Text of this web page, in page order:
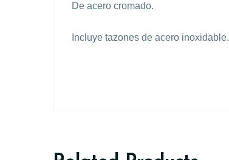
De acero cromado.
Incluye tazones de acero inoxidable.